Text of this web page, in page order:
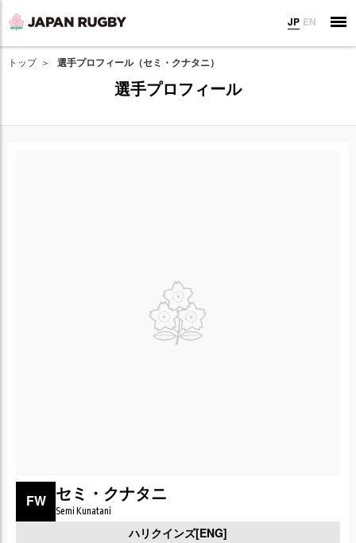
JP EN
トップ 選手プロフィール（セミ・クナタニ）
選手プロフィール
FW セミ・クナタニ
Semi Kunatani
ハリクインズ[ENG]